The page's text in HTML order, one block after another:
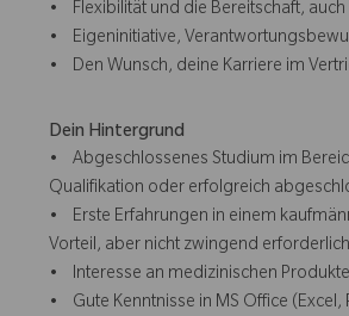
• Flexibilität und die Bereitschaft,
• Eigeninitiative,
• Den Wunsch, deine Karriere im
Dein Hintergrund
• Abgeschlossenes Studium im
Qualifikation oder erfolgreich
• Erste Erfahrungen in einem
Vorteil, aber nicht zwingend
• Interesse an medizinischen
• Gute Kenntnisse in MS Office (Excel,